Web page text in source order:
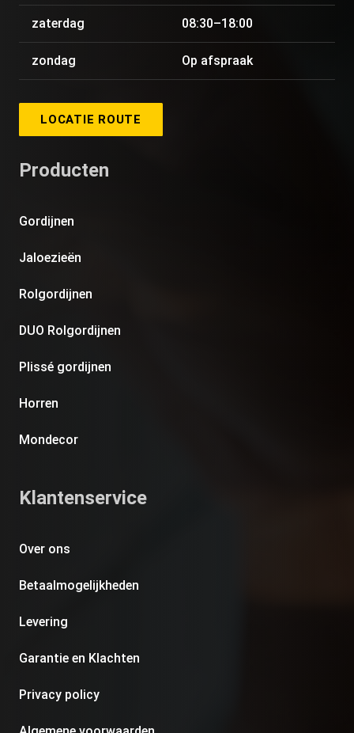
zaterdag 08:30–18:00
zondag Op afspraak
LOCATIE ROUTE
Producten
Gordijnen
Jaloezieën
Rolgordijnen
DUO Rolgordijnen
Plissé gordijnen
Horren
Mondecor
Klantenservice
Over ons
Betaalmogelijkheden
Levering
Garantie en Klachten
Privacy policy